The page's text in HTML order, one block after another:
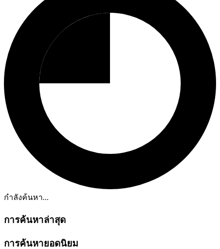
กำลังค้นหา...
การค้นหาล่าสุด
การค้นหายอดนิยม